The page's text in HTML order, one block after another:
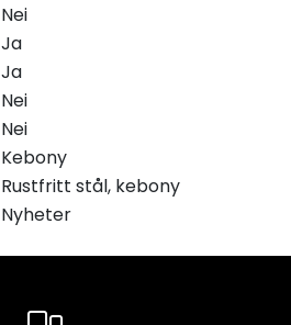
Nei
Ja
Ja
Nei
Nei
Kebony
Rustfritt stål, kebony
Nyheter